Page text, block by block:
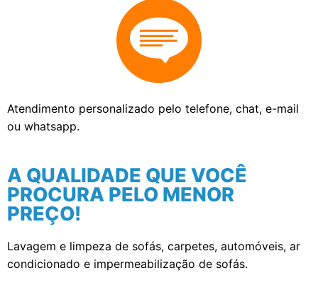
Atendimento personalizado pelo telefone, chat, e-mail
ou whatsapp.
A QUALIDADE QUE VOCÊ
PROCURA PELO MENOR
PREÇO!
Lavagem e limpeza de sofás, carpetes, automóveis, ar
condicionado e impermeabilização de sofás.